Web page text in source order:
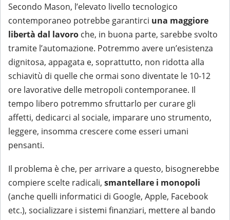
Secondo Mason, l’elevato livello tecnologico
contemporaneo potrebbe garantirci una maggiore
libertà dal lavoro che, in buona parte, sarebbe svolto
tramite l’automazione. Potremmo avere un’esistenza
dignitosa, appagata e, soprattutto, non ridotta alla
schiavitù di quelle che ormai sono diventate le 10-12
ore lavorative delle metropoli contemporanee. Il
tempo libero potremmo sfruttarlo per curare gli
affetti, dedicarci al sociale, imparare uno strumento,
leggere, insomma crescere come esseri umani
pensanti.
Il problema è che, per arrivare a questo, bisognerebbe
compiere scelte radicali, smantellare i monopoli
(anche quelli informatici di Google, Apple, Facebook
etc.), socializzare i sistemi finanziari, mettere al bando